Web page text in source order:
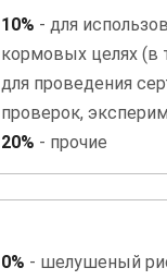
10% - для
кормовых целях (в
для проведения
проверок,
20% - прочие
0%